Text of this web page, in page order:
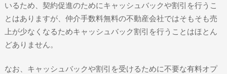
いるため、契約促進のためにキャッシュバックや割引を行うこ
とはありますが、仲介手数料無料の不動産会社ではそもそも売
上が少なくなるためキャッシュバック割引を行うことはほとん
どありません。
なお、キャッシュバックや割引を受けるために不要な有料オプ